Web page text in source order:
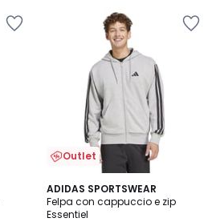
Outlet
ADIDAS SPORTSWEAR
Felpa con cappuccio e zip
Essentiel
4,7
/ 5